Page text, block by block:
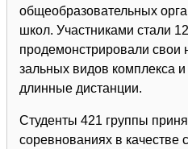
общеобразовательных
школ. Участниками стали
продемонстрировали свои
зальных видов комплекса и
длинные дистанции.
Студенты 421 группы
соревнованиях в качестве